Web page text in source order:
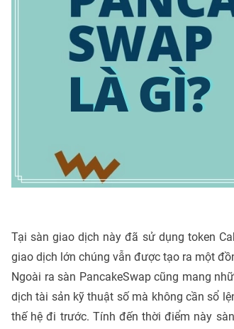
Tại sàn giao dịch này đã sử dụng token
giao dịch lớn chúng vẫn được tạo ra một
Ngoài ra sàn PancakeSwap cũng mang
dịch tài sản kỹ thuật số mà không cần sổ
thế hệ đi trước. Tính đến thời điểm này